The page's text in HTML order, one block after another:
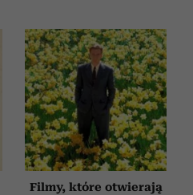
Filmy, które otwierają